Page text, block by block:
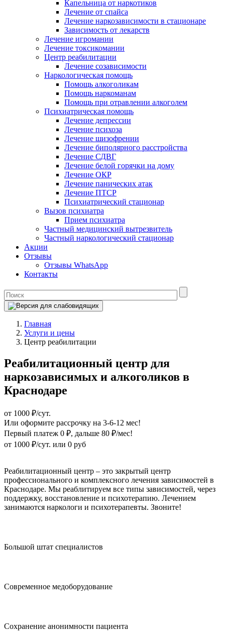
Капельница от наркотиков
Лечение от спайса
Лечение наркозависимости в стационаре
Зависимость от лекарств
Лечение игромании
Лечение токсикомании
Центр реабилитации
Лечение созависимости
Наркологическая помощь
Помощь алкоголикам
Помощь наркоманам
Помощь при отравлении алкоголем
Психиатрическая помощь
Лечение депрессии
Лечение психоза
Лечение шизофрении
Лечение биполярного расстройства
Лечение СДВГ
Лечение белой горячки на дому
Лечение ОКР
Лечение панических атак
Лечение ПТСР
Психиатрический стационар
Вызов психиатра
Прием психиатра
Частный медицинский вытрезвитель
Частный наркологический стационар
Акции
Отзывы
Отзывы WhatsApp
Контакты
Главная
Услуги и цены
Центр реабилитации
Реабилитационный центр для
наркозависимых и алкоголиков в
Краснодаре
от 1000 ₽/сут.
Или оформите рассрочку на 3-6-12 мес!
Первый платеж 0 ₽, дальше 80 ₽/мес!
от 1000 ₽/сут. или 0 руб
Реабилитационный центр – это закрытый центр
профессионального и комплексного лечения зависимостей в
Краснодаре. Мы реаблитируем все типы зависимостей, через
поддержку, восстановление и психотерапию. Лечением
занимаются наркологи и психотерапевты. Звоните!
Большой штат специалистов
Современное медоборудование
Сохранение анонимности пациента